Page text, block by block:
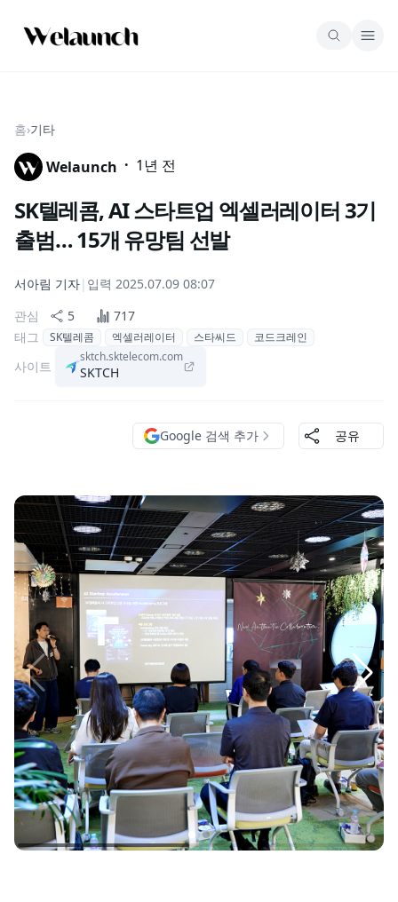
홈›기타
Welaunch · 1년 전
SK텔레콤, AI 스타트업 엑셀러레이터 3기
출범… 15개 유망팀 선발
서아림 기자| 입력 2025.07.09 08:07
관심
5
717
태그
SK텔레콤 엑셀러레이터 스타씨드 코드크레인
사이트
sktch.sktelecom.com
SKTCH
Google 검색 추가 공유